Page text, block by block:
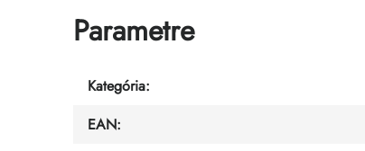
Parametre
Kategória:
EAN: